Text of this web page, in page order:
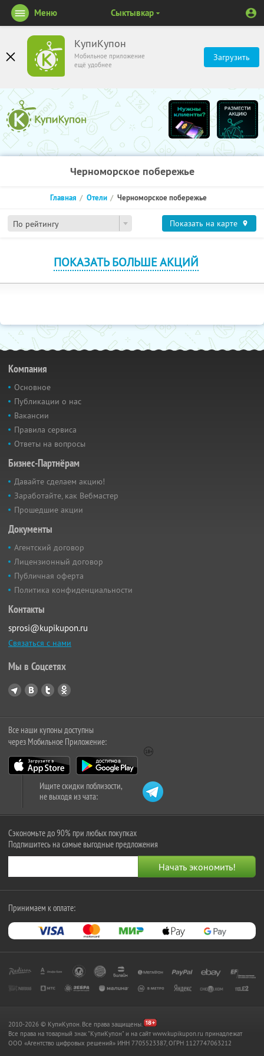
КупиКупон
Мобильное приложение
ещё удобнее
Загрузить
Меню Сыктывкар
Черноморское побережье
По рейтингу
Главная Отели Черноморское побережье
Показать на карте
ПОКАЗАТЬ БОЛЬШЕ АКЦИЙ
Компания
Основное
Публикации о нас
Вакансии
Правила сервиса
Ответы на вопросы
Бизнес-Партнёрам
Давайте сделаем акцию!
Заработайте, как Вебмастер
Прошедшие акции
Документы
Агентский договор
Лицензионный договор
Публичная оферта
Политика конфиденциальности
Контакты
sprosi@kupikupon.ru
Связаться с нами
Мы в Соцсетях
Все наши купоны доступны
через Мобильное Приложение:
Ищите скидки поблизости,
не выходя из чата:
Сэкономьте до 90% при любых покупках
Подпишитесь на самые выгодные предложения
Принимаем к оплате:
2010-2026 © КупиКупон. Все права защищены.
Все права на товарный знак "КупиКупон" и на сайт www.kupikupon.ru принадлежат
OOO «Агентство цифровых решений» ИНН 7705523387, ОГРН 1127747063212